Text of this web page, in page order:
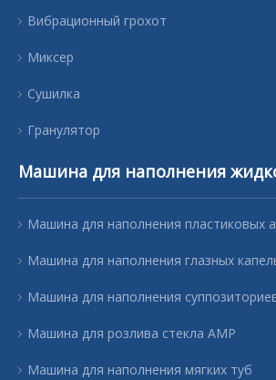
Вибрационный грохот
Миксер
Сушилка
Гранулятор
Машина для наполнения
Машина для наполнения пластиковых
Машина для наполнения глазных
Машина для наполнения
Машина для розлива стекла AMP
Машина для наполнения мягких туб